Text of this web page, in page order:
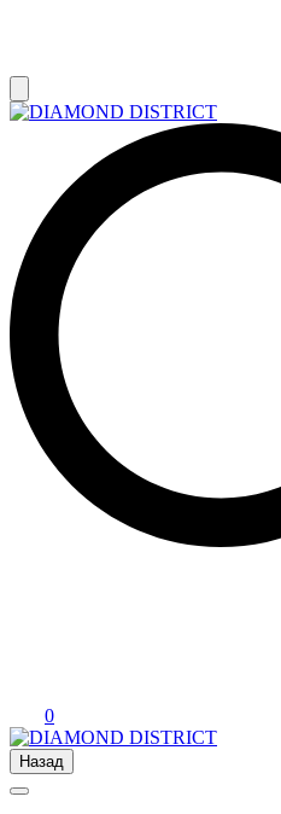
0
Назад